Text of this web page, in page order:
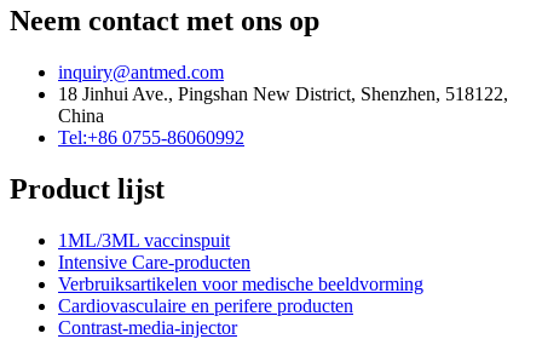
Neem contact met ons op
inquiry@antmed.com
18 Jinhui Ave., Pingshan New District, Shenzhen, 518122,
China
Tel:+86 0755-86060992
Product lijst
1ML/3ML vaccinspuit
Intensive Care-producten
Verbruiksartikelen voor medische beeldvorming
Cardiovasculaire en perifere producten
Contrast-media-injector